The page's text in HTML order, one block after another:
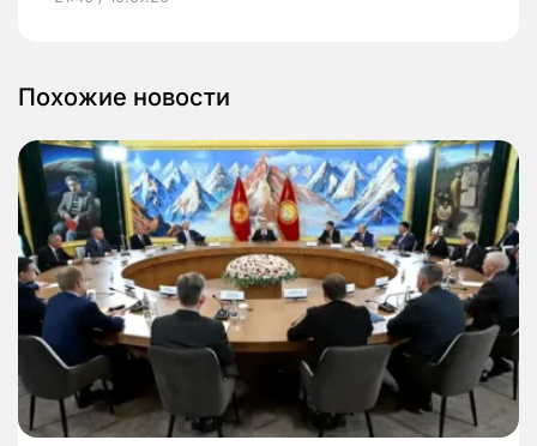
Похожие новости